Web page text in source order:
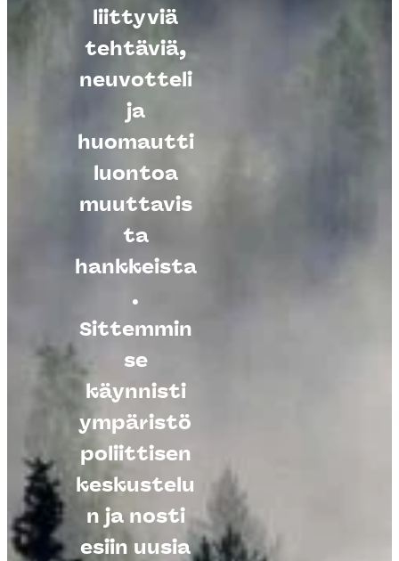
liittyviä
tehtäviä,
neuvotteli
ja
huomautti
luontoa
muuttavis
ta
hankkeista
.
Sittemmin
se
käynnisti
ympäristö
poliittisen
keskustelu
n ja nosti
esiin uusia